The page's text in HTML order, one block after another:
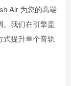
Air 为您的高端
。我们在引擎盖
提升单个音轨